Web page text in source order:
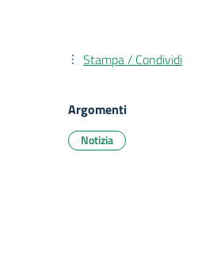
Stampa / Condividi
Argomenti
Notizia